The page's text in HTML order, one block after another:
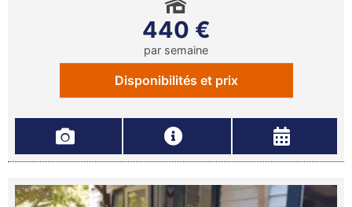
440 €
par semaine
Disponibilités et prix